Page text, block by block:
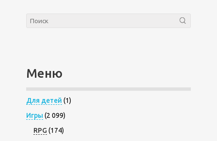
Меню
Для детей (1)
Игры (2 099)
RPG (174)